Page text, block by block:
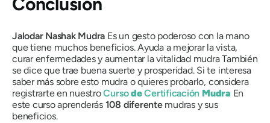
Jalodar Nashak Mudra Es un gesto poderoso con la mano
que tiene muchos beneficios. Ayuda a mejorar la vista,
curar enfermedades y aumentar la vitalidad mudraTambién
se dice que trae buena suerte y prosperidad. Si te interesa
saber más sobre esto mudrao quieres probarlo, considera
registrarte en nuestroCursodeCertificación Mudra En
este curso aprenderás 108 diferente mudrasy sus
beneficios.